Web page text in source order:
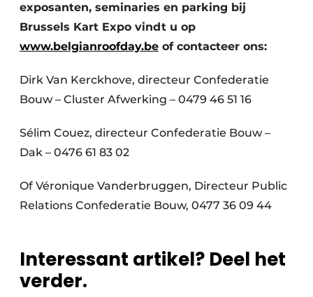
exposanten, seminaries en parking bij
Brussels Kart Expo vindt u op
www.belgianroofday.be of contacteer ons:
Dirk Van Kerckhove, directeur Confederatie
Bouw – Cluster Afwerking – 0479 46 51 16
Sélim Couez, directeur Confederatie Bouw –
Dak – 0476 61 83 02
Of Véronique Vanderbruggen, Directeur Public
Relations Confederatie Bouw, 0477 36 09 44
Interessant artikel? Deel het
verder.